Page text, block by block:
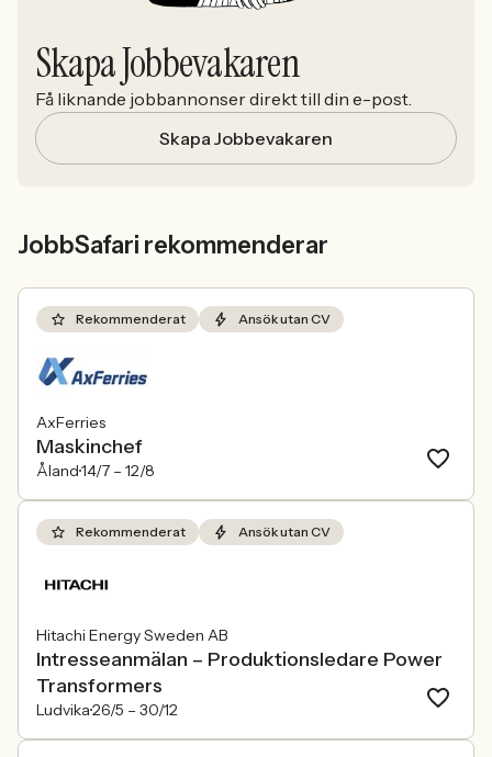
Skapa Jobbevakaren
Få liknande jobbannonser direkt till din e-post.
Skapa Jobbevakaren
JobbSafari rekommenderar
Rekommenderat Ansök utan CV
AxFerries
Maskinchef
Åland14/7 – 12/8
Rekommenderat Ansök utan CV
Hitachi Energy Sweden AB
Intresseanmälan – Produktionsledare Power
Transformers
Ludvika26/5 – 30/12